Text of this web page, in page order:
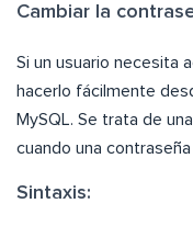
Cambiar la
Si un usuario necesita
hacerlo fácilmente
MySQL. Se trata de
cuando una
Sintaxis: